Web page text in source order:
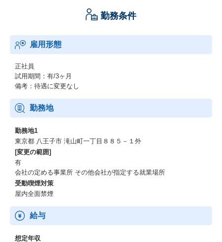
このスローガンのもと、私たちはテクノロジーの力で、日々の買
お客様の貴重な時間を創出。
仕事、子育て、趣味など、誰もが自分らしく輝ける、新しいライ
フスタイルの実現を目指しています。
ーーー世界最先端テクノロジーで挑む、食品EC「Green Beans」
ス技術を導入したオンラインマーケット「Green Beans」です。
2023年7月のサービス開始以来、特に共働き・子育て世代のお客様
から熱い支持をいただき、その利便性と品質で着実にファンを増
やしています。
イオングループ経営陣の期待も大きく、中期経営計画では成長戦
略の柱として明確に位置づけられています。
ーーー未来の社会インフラへ。共に創る、次のステージ。
「Green Beans」をさらに進化させ、日本の新しい社会インフラへ
と育て上げる。
そして、お客様の生活をもっと豊かに、もっと便利にするための
新規事業にも積極的に挑戦していきます。
このエキサイティングな成長を加速させるため、私たちのビジョ
勤務条件
雇用形態
正社員
試用期間：有/3ヶ月
備考：待遇に変更なし
勤務地
勤務地1
東京都 八王子市 滝山町一丁目８８５－１外
[変更の範囲]
有
会社の定める事業所 その他会社が指定する就業場所
受動喫煙対策
屋内全面禁煙
給与
想定年収